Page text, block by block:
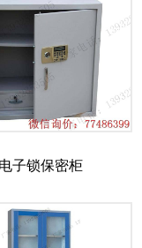
电子锁保密柜